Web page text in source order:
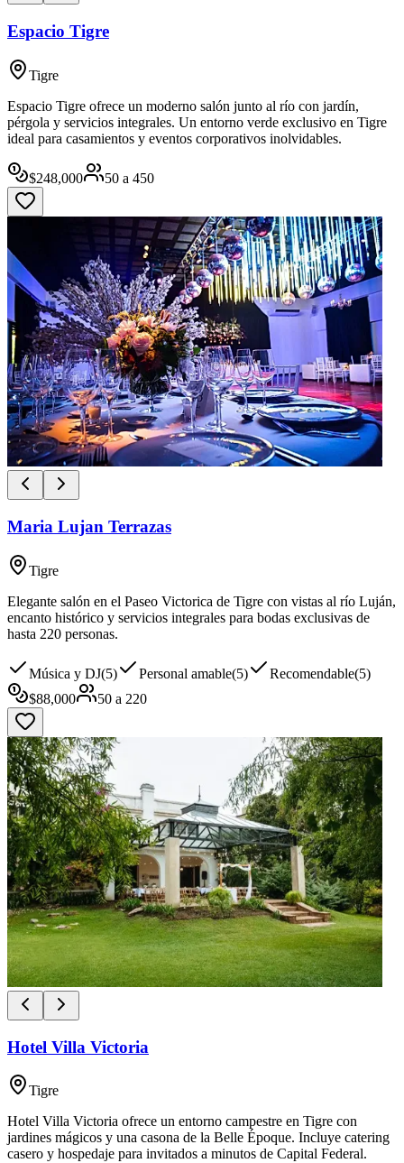
Espacio Tigre
Tigre
Espacio Tigre ofrece un moderno salón junto al río con jardín,
pérgola y servicios integrales. Un entorno verde exclusivo en Tigre
ideal para casamientos y eventos corporativos inolvidables.
$248,000 50 a 450
Maria Lujan Terrazas
Tigre
Elegante salón en el Paseo Victorica de Tigre con vistas al río Luján,
encanto histórico y servicios integrales para bodas exclusivas de
hasta 220 personas.
Música y DJ(5) Personal amable(5) Recomendable(5)
$88,000 50 a 220
Hotel Villa Victoria
Tigre
Hotel Villa Victoria ofrece un entorno campestre en Tigre con
jardines mágicos y una casona de la Belle Époque. Incluye catering
casero y hospedaje para invitados a minutos de Capital Federal.